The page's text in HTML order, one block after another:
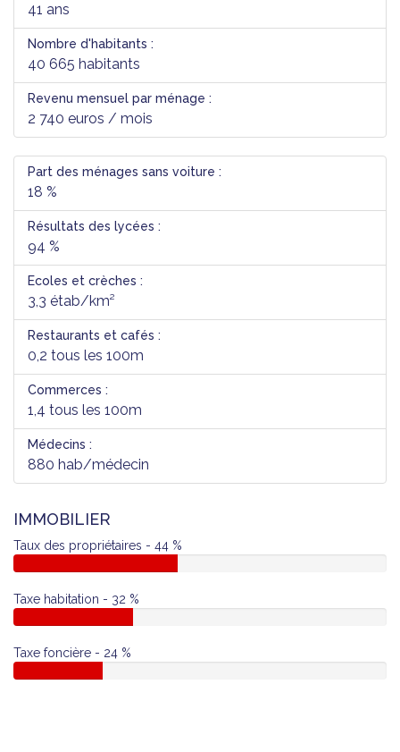
41 ans
Nombre d'habitants :
40 665 habitants
Revenu mensuel par ménage :
2 740 euros / mois
Part des ménages sans voiture :
18 %
Résultats des lycées :
94 %
Ecoles et crèches :
3,3 étab/km²
Restaurants et cafés :
0,2 tous les 100m
Commerces :
1,4 tous les 100m
Médecins :
880 hab/médecin
IMMOBILIER
Taux des propriétaires - 44 %
Taxe habitation - 32 %
Taxe foncière - 24 %